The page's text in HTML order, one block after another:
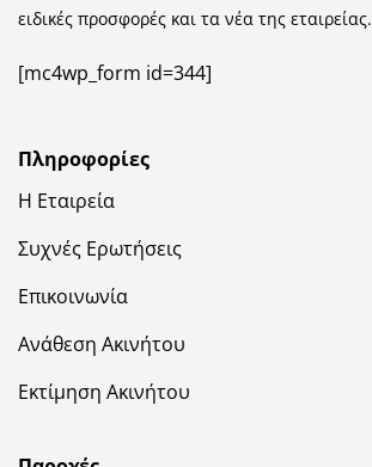
Πληροφορίες
Η Εταιρεία
Συχνές Ερωτήσεις
Επικοινωνία
Ανάθεση Ακινήτου
Εκτίμηση Ακινήτου
ειδικές προσφορές και τα νέα της εταιρείας.
[mc4wp_form id=344]